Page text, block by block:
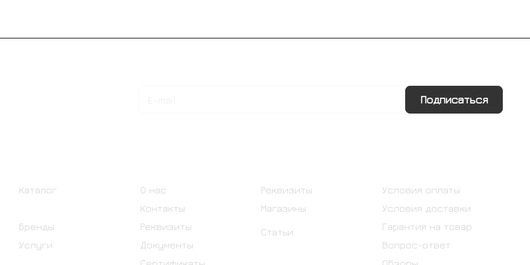
Подписаться
Каталог
Бренды
Услуги
О нас
Контакты
Реквизиты
Документы
Реквизиты
Магазины
Статьи
Условия оплаты
Условия доставки
Гарантия на товар
Вопрос-ответ